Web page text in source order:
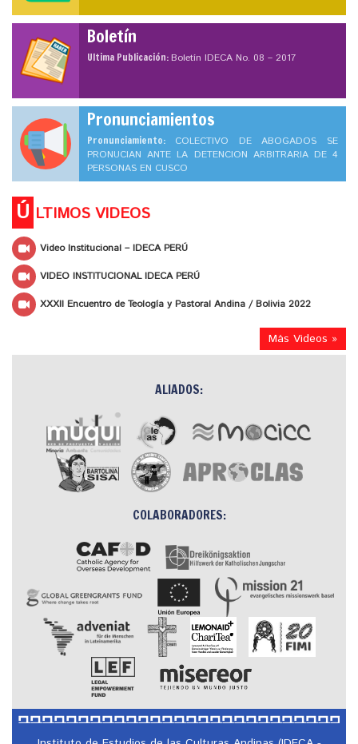
Boletín
Ultima Publicación:Boletín IDECA No. 08 – 2017
Pronunciamientos
Pronunciamiento: COLECTIVO DE ABOGADOS SE
PRONUCIAN ANTE LA DETENCION ARBITRARIA DE 4
PERSONAS EN CUSCO
Ú LTIMOS VIDEOS
Video Institucional – IDECA PERÚ
VIDEO INSTITUCIONAL IDECA PERÚ
XXXII Encuentro de Teología y Pastoral Andina / Bolivia 2022
Más Videos »
ALIADOS:
COLABORADORES: